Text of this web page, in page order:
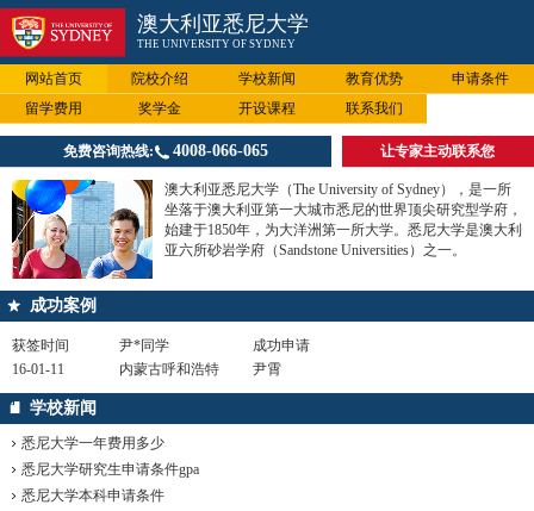
澳大利亚悉尼大学
THE UNIVERSITY OF SYDNEY
网站首页 院校介绍 学校新闻 教育优势
申请条件
留学费用
奖学金 开设课程 联系我们
免费咨询热线: 4008-066-065 让专家主动联系您
澳大利亚悉尼大学（The University of Sydney），是一所
坐落于澳大利亚第一大城市悉尼的世界顶尖研究型学府，
始建于1850年，为大洋洲第一所大学。悉尼大学是澳大利
亚六所砂岩学府（Sandstone Universities）之一。
成功案例
获签时间
16-01-11
尹*同学
内蒙古呼和浩特
成功申请
尹霄
学校新闻
悉尼大学一年费用多少
悉尼大学研究生申请条件gpa
悉尼大学本科申请条件